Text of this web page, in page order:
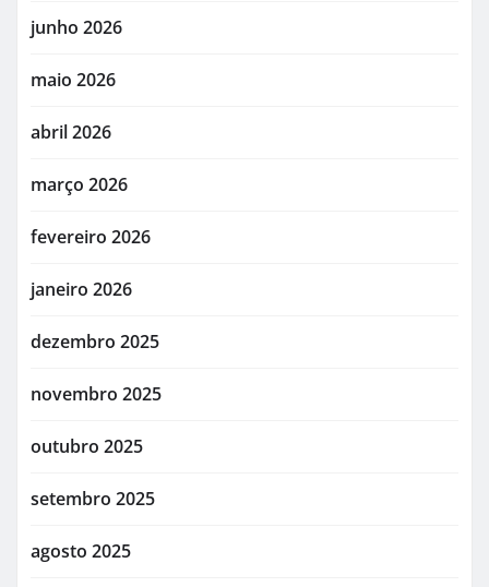
junho 2026
maio 2026
abril 2026
março 2026
fevereiro 2026
janeiro 2026
dezembro 2025
novembro 2025
outubro 2025
setembro 2025
agosto 2025